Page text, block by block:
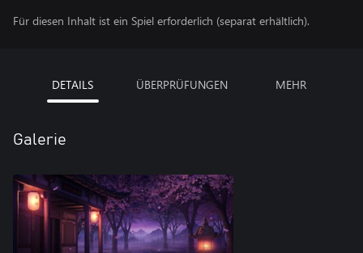
Für diesen Inhalt ist ein Spiel erforderlich (separat erhältlich).
DETAILS ÜBERPRÜFUNGEN MEHR
Galerie